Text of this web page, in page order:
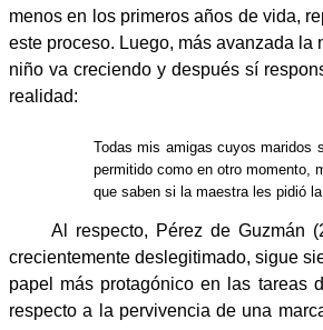
menos en los primeros años de vida,
este proceso. Luego, más avanzada la
niño va creciendo y después sí
realidad:
Todas mis amigas cuyos maridos
permitido como en otro momento,
que saben si la maestra les pidió
Al respecto, Pérez de Guzmán
crecientemente deslegitimado, sigue
papel más protagónico en las tareas
respecto a la pervivencia de una